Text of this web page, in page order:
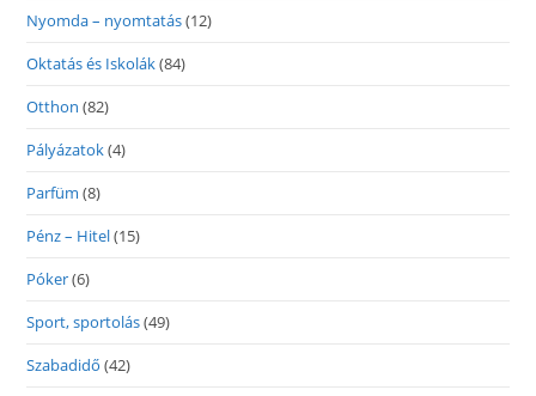
Nyomda – nyomtatás(12)
Oktatás és Iskolák(84)
Otthon (82)
Pályázatok(4)
Parfüm (8)
Pénz – Hitel(15)
Póker(6)
Sport, sportolás(49)
Szabadidő (42)